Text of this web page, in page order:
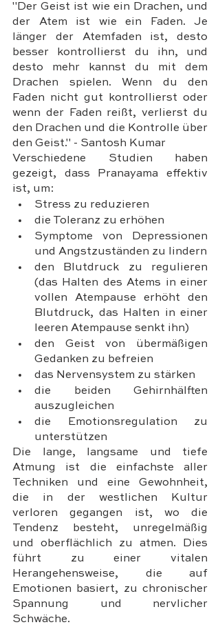
"Der Geist ist wie ein Drachen, und
der Atem ist wie ein Faden. Je
länger der Atemfaden ist, desto
besser kontrollierst du ihn, und
desto mehr kannst du mit dem
Drachen spielen. Wenn du den
Faden nicht gut kontrollierst oder
wenn der Faden reißt, verlierst du
den Drachen und die Kontrolle über
den Geist." - Santosh Kumar
Verschiedene Studien haben
gezeigt, dass Pranayama effektiv
ist, um:
Stress zu reduzieren
die Toleranz zu erhöhen
Symptome von Depressionen
und Angstzuständen zu lindern
den Blutdruck zu regulieren
(das Halten des Atems in einer
vollen Atempause erhöht den
Blutdruck, das Halten in einer
leeren Atempause senkt ihn)
den Geist von übermäßigen
Gedanken zu befreien
das Nervensystem zu stärken
die beiden Gehirnhälften
auszugleichen
die Emotionsregulation zu
unterstützen
Die lange, langsame und tiefe
Atmung ist die einfachste aller
Techniken und eine Gewohnheit,
die in der westlichen Kultur
verloren gegangen ist, wo die
Tendenz besteht, unregelmäßig
und oberflächlich zu atmen. Dies
führt zu einer vitalen
Herangehensweise, die auf
Emotionen basiert, zu chronischer
Spannung und nervlicher
Schwäche.